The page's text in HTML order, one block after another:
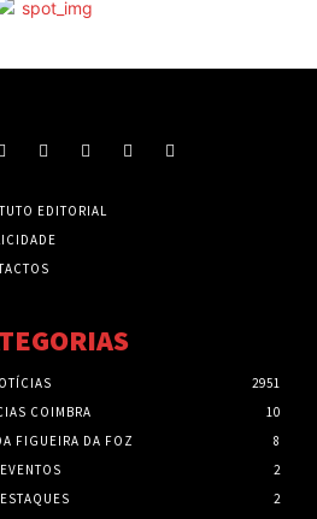
EDITORIAL
2951
COIMBRA
10
FIGUEIRA DA FOZ
8
EVENTOS
2
2